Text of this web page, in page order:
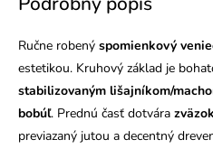
Ručne robený spomienkový
estetikou. Kruhový základ je
stabilizovaným lišajníkom/
bobúľ. Prednú časť dotvára
previazaný jutou a decentný